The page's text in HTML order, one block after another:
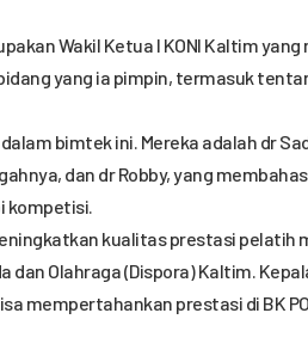
Wakil Ketua I KONI Kaltim
yang ia pimpin, termasuk
bimtek ini. Mereka adalah dr
dan dr Robby, yang
kompetisi.
kualitas prestasi pelatih
dan Olahraga (Dispora) Kaltim.
mempertahankan prestasi di BK